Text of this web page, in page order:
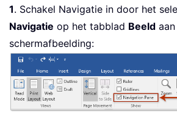
1. Schakel Navigatie in door het
Navigatie op het tabblad Beeld
schermafbeelding: